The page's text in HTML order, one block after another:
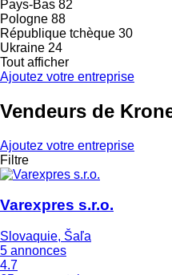
Pays-Bas 82
Pologne 88
République tchèque 30
Ukraine 24
Tout afficher
Ajoutez votre entreprise
Vendeurs de
Ajoutez votre entreprise
Filtre
Varexpres s.r.o.
Slovaquie, Šaľa
5 annonces
4.7